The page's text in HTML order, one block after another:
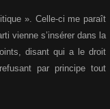
». Celle-ci me paraît
vienne s’insérer dans la
disant qui a le droit
par principe tout